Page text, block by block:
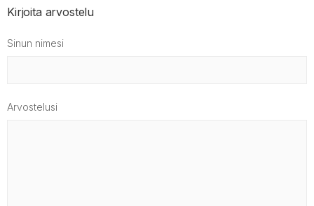
Kirjoita arvostelu
Sinun nimesi
Arvostelusi